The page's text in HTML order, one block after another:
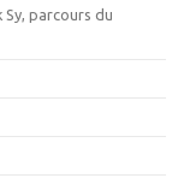
parcours du